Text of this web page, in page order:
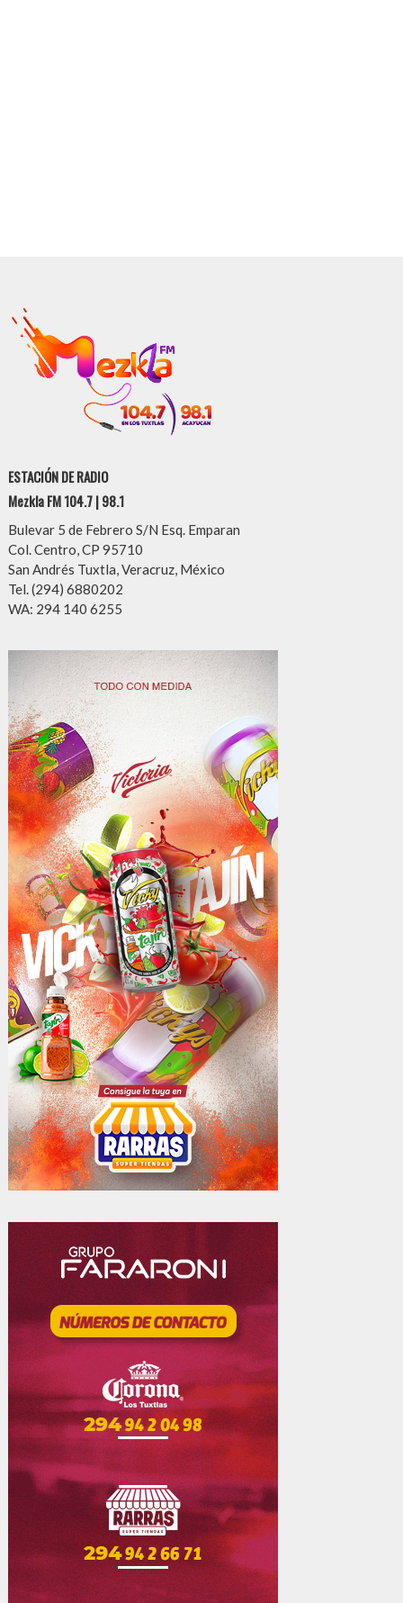
ESTACIÓN DE RADIO
Mezkla FM 104.7 | 98.1
Bulevar 5 de Febrero S/N Esq. Emparan
Col. Centro, CP 95710
San Andrés Tuxtla, Veracruz, México
Tel. (294) 6880202
WA: 294 140 6255